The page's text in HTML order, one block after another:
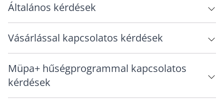
Általános kérdések
Vásárlással kapcsolatos kérdések
Müpa+ hűségprogrammal kapcsolatos
kérdések